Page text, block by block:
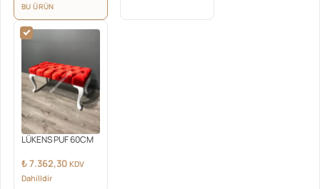
BU ÜRÜN
LÜKENS PUF 60CM
₺7.362,30 KDV
Dahilldir